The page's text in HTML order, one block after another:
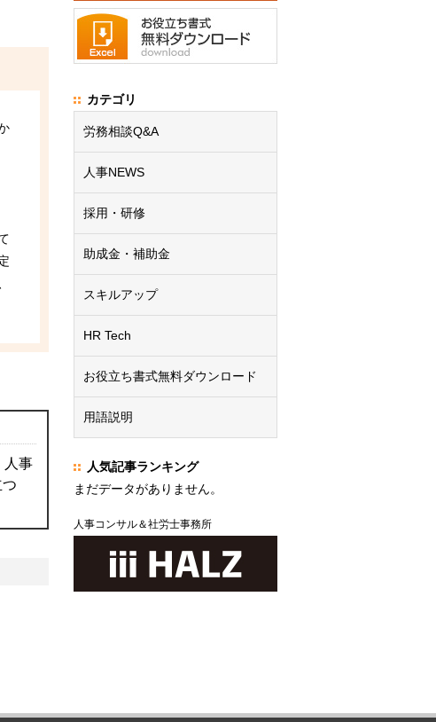
人事
カテゴリ
労務相談Q&A
人事NEWS
採用・研修
助成金・補助金
スキルアップ
HR Tech
お役立ち書式無料ダウンロード
用語説明
人気記事ランキング
まだデータがありません。
人事コンサル＆社労士事務所